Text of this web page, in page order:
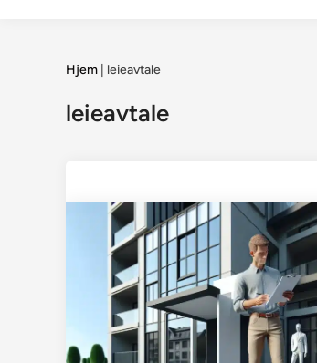
Hjem leieavtale
leieavtale